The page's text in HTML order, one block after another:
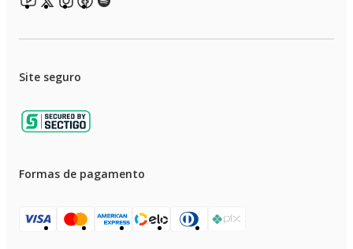
Site seguro
Formas de pagamento